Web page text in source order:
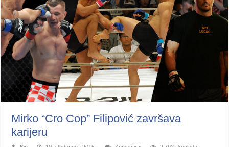
Mirko “Cro Cop” Filipović završava
karijeru